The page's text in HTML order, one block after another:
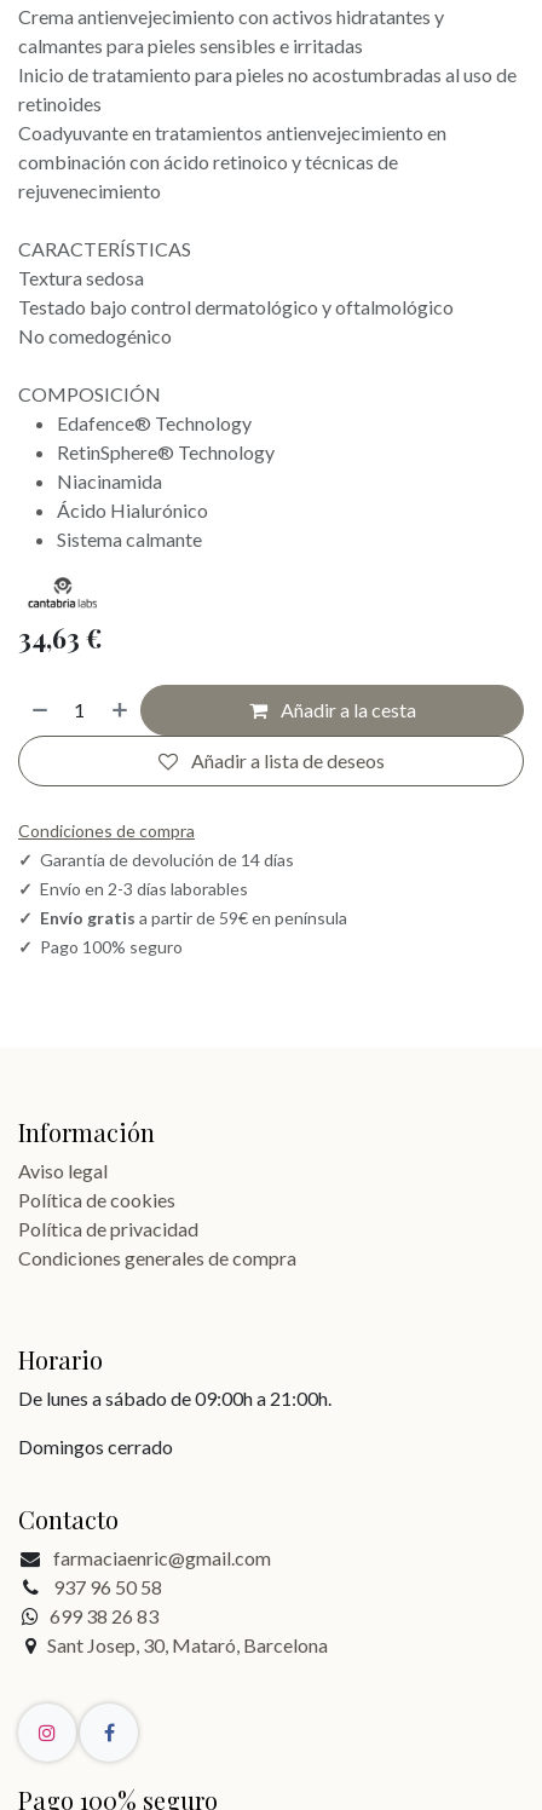
Crema antienvejecimiento con activos hidratantes y
calmantes para pieles sensibles e irritadas
Inicio de tratamiento para pieles no acostumbradas al uso de
retinoides
Coadyuvante en tratamientos antienvejecimiento en
combinación con ácido retinoico y técnicas de
rejuvenecimiento
CARACTERÍSTICAS
Textura sedosa
Testado bajo control dermatológico y oftalmológico
No comedogénico
COMPOSICIÓN
Edafence® Technology
RetinSphere® Technology
Niacinamida
Ácido Hialurónico
Sistema calmante
34,63 €
Añadir a la cesta
Añadir a lista de deseos
Condiciones de compra
✓ Garantía de devolución de 14 días
✓ Envío en 2-3 días laborables
✓ Envío gratis a partir de 59€ en península
✓ Pago 100% seguro
Información
Aviso legal
Política de cookies
Política de privacidad
Condiciones generales de compra
Horario
De lunes a sábado de 09:00h a 21:00h.
Domingos cerrado
Contacto
farmaciaenric@gmail.com
937 96 50 58
699 38 26 83
Sant Josep, 30, Mataró, Barcelona
Pago 100% seguro